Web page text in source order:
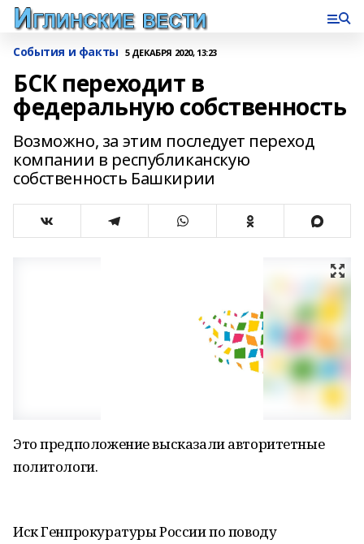
События и факты 5 ДЕКАБРЯ 2020, 13:23
БСК переходит в
федеральную собственность
Возможно, за этим последует переход
компании в республиканскую
собственность Башкирии
Это предположение высказали авторитетные
политологи.
Иск Генпрокуратуры России по поводу